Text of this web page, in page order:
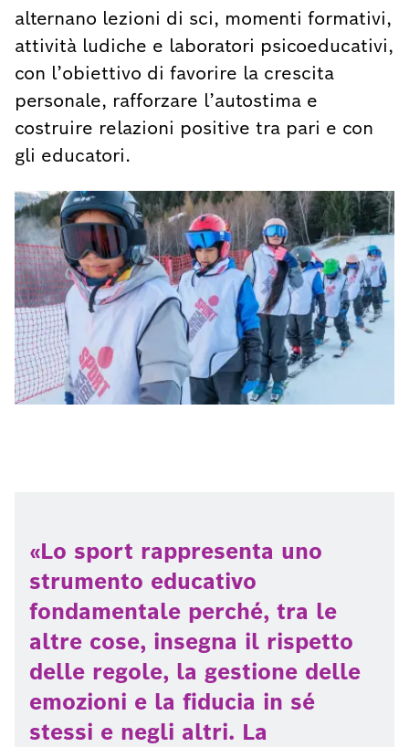
alternano lezioni di sci, momenti formativi,
attività ludiche e laboratori psicoeducativi,
con l’obiettivo di favorire la crescita
personale, rafforzare l’autostima e
costruire relazioni positive tra pari e con
gli educatori.
Lo sport rappresenta uno
strumento educativo
fondamentale perché, tra le
altre cose, insegna il rispetto
delle regole, la gestione delle
emozioni e la fiducia in sé
stessi e negli altri. La